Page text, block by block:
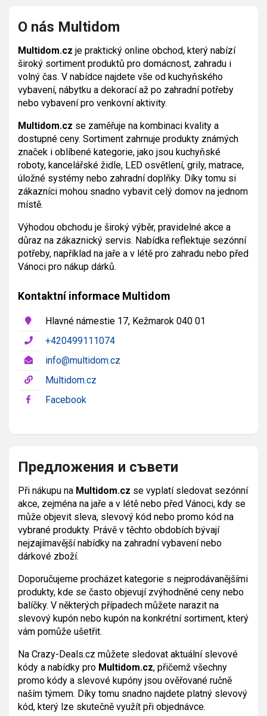
O nás Multidom
Multidom.cz je praktický online obchod, který nabízí
široký sortiment produktů pro domácnost, zahradu i
volný čas. V nabídce najdete vše od kuchyňského
vybavení, nábytku a dekorací až po zahradní potřeby
nebo vybavení pro venkovní aktivity.
Multidom.cz se zaměřuje na kombinaci kvality a
dostupné ceny. Sortiment zahrnuje produkty známých
značek i oblíbené kategorie, jako jsou kuchyňské
roboty, kancelářské židle, LED osvětlení, grily, matrace,
úložné systémy nebo zahradní doplňky. Díky tomu si
zákazníci mohou snadno vybavit celý domov na jednom
místě.
Výhodou obchodu je široký výběr, pravidelné akce a
důraz na zákaznický servis. Nabídka reflektuje sezónní
potřeby, například na jaře a v létě pro zahradu nebo před
Vánoci pro nákup dárků.
Kontaktní informace Multidom
Hlavné námestie 17, Kežmarok 040 01
+420499111074
info@multidom.cz​​
Multidom.cz
Facebook
Предложения и съвети
Při nákupu na Multidom.cz se vyplatí sledovat sezónní
akce, zejména na jaře a v létě nebo před Vánoci, kdy se
může objevit sleva, slevový kód nebo promo kód na
vybrané produkty. Právě v těchto obdobích bývají
nejzajímavější nabídky na zahradní vybavení nebo
dárkové zboží.
Doporučujeme procházet kategorie s nejprodávanějšími
produkty, kde se často objevují zvýhodněné ceny nebo
balíčky. V některých případech můžete narazit na
slevový kupón nebo kupón na konkrétní sortiment, který
vám pomůže ušetřit.
Na Crazy-Deals.cz můžete sledovat aktuální slevové
kódy a nabídky pro Multidom.cz, přičemž všechny
promo kódy a slevové kupóny jsou ověřované ručně
naším týmem. Díky tomu snadno najdete platný slevový
kód, který lze skutečně využít při objednávce.